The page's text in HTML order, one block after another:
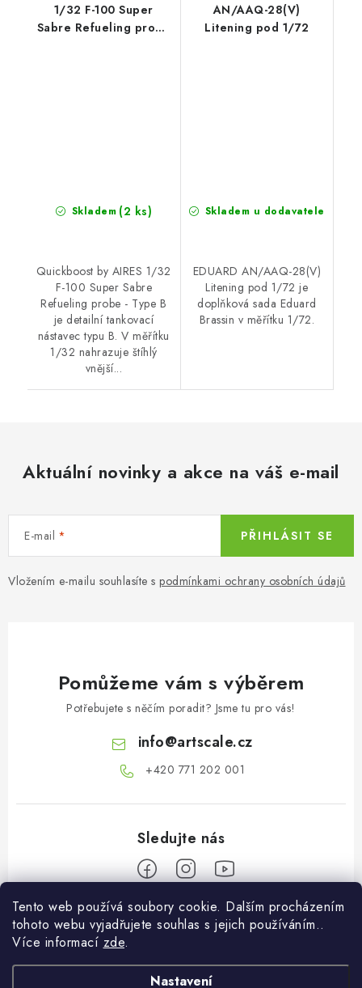
Tento web používá soubory cookie. Dalším procházením
tohoto webu vyjadřujete souhlas s jejich používáním..
Více informací zde.
Nastavení
1/32 F-100 Super
Sabre Refueling probe
Skladem (2 ks)
Quickboost by AIRES 1/32
F-100 Super Sabre
Refueling probe - Type B
je detailní tankovací
nástavec typu B. V měřítku
1/32 nahrazuje štíhlý
vnější...
AN/AAQ-28(V)
Litening pod 1/72
Skladem u dodavatele
EDUARD AN/AAQ-28(V)
Litening pod 1/72 je
doplňková sada Eduard
Brassin v měřítku 1/72.
Aktuální novinky a akce na váš e-mail
E-mail
Vložením e-mailu souhlasíte s podmínkami ochrany osobních údajů
PŘIHLÁSIT SE
Pomůžeme vám s výběrem
Potřebujete s něčím poradit? Jsme tu pro vás!
info@artscale.cz
+420 771 202 001​
Informace pro vás